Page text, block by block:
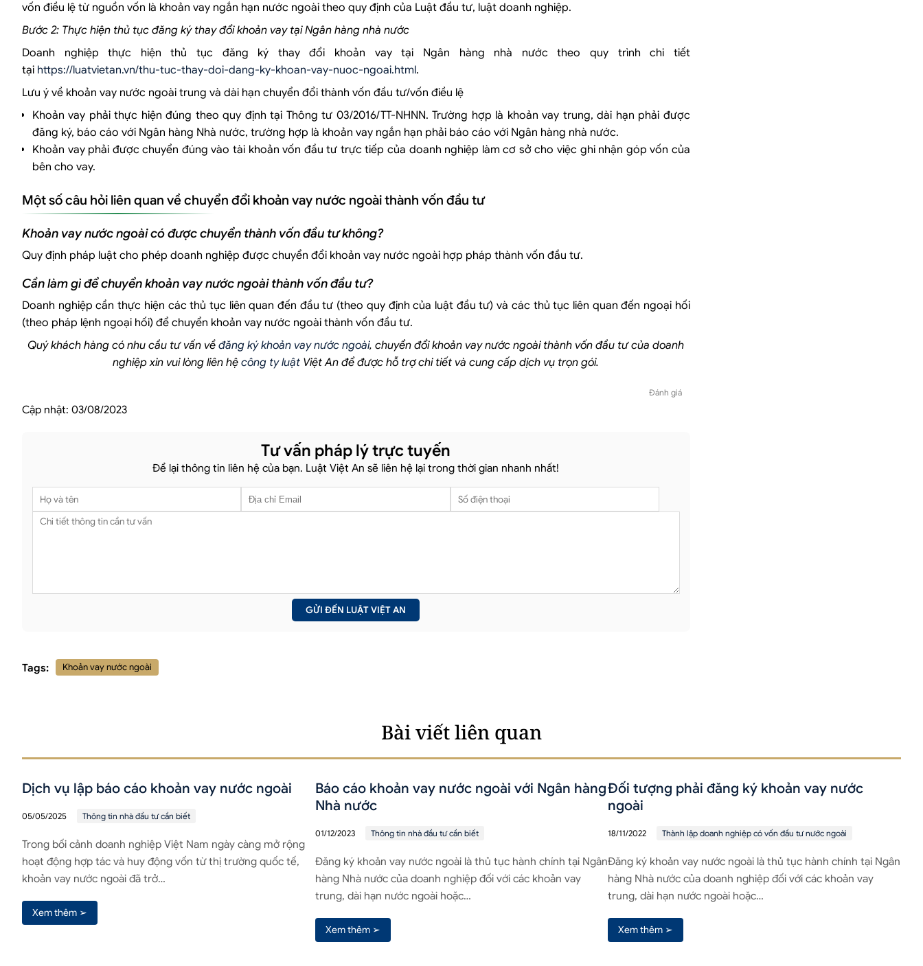
vốn điều lệ từ nguồn vốn là khoản vay ngắn hạn nước ngoài theo quy định của Luật đầu tư, luật doanh nghiệp.
Bước 2: Thực hiện thủ tục đăng ký thay đổi khoản vay tại Ngân hàng nhà nước
Doanh nghiệp thực hiện thủ tục đăng ký thay đổi khoản vay tại Ngân hàng nhà nước theo quy trình chi tiết
tại https://luatvietan.vn/thu-tuc-thay-doi-dang-ky-khoan-vay-nuoc-ngoai.html.
Lưu ý về khoản vay nước ngoài trung và dài hạn chuyển đổi thành vốn đầu tư/vốn điều lệ
Khoản vay phải thực hiện đúng theo quy định tại Thông tư 03/2016/TT-NHNN. Trường hợp là khoản vay trung, dài hạn phải được
đăng ký, báo cáo với Ngân hàng Nhà nước, trường hợp là khoản vay ngắn hạn phải báo cáo với Ngân hàng nhà nước.
Khoản vay phải được chuyển đúng vào tài khoản vốn đầu tư trực tiếp của doanh nghiệp làm cơ sở cho việc ghi nhận góp vốn của
bên cho vay.
Một số câu hỏi liên quan về chuyển đổi khoản vay nước ngoài thành vốn đầu tư
Khoản vay nước ngoài có được chuyển thành vốn đầu tư không?
Quy định pháp luật cho phép doanh nghiệp được chuyển đổi khoản vay nước ngoài hợp pháp thành vốn đầu tư.
Cần làm gì để chuyển khoản vay nước ngoài thành vốn đầu tư?
Doanh nghiệp cần thực hiện các thủ tục liên quan đến đầu tư (theo quy định của luật đầu tư) và các thủ tục liên quan đến ngoại hối
(theo pháp lệnh ngoại hối) để chuyển khoản vay nước ngoài thành vốn đầu tư.
Quý khách hàng có nhu cầu tư vấn vềđăng ký khoản vay nước ngoài, chuyển đổi khoản vay nước ngoài thành vốn đầu tư của doanh
nghiệp xin vui lòng liên hệcông ty luật Việt An để được hỗ trợ chi tiết và cung cấp dịch vụ trọn gói.
Đánh giá
Cập nhật: 03/08/2023
Tư vấn pháp lý trực tuyến
Để lại thông tin liên hệ của bạn. Luật Việt An sẽ liên hệ lại trong thời gian nhanh nhất!
Tags: Khoản vay nước ngoài
Bài viết liên quan
Dịch vụ lập báo cáo khoản vay nước ngoài
05/05/2025 Thông tin nhà đầu tư cần biết
Trong bối cảnh doanh nghiệp Việt Nam ngày càng mở rộng
hoạt động hợp tác và huy động vốn từ thị trường quốc tế,
khoản vay nước ngoài đã trở…
Xem thêm ➢
Báo cáo khoản vay nước ngoài với Ngân hàng
Nhà nước
01/12/2023 Thông tin nhà đầu tư cần biết
Đăng ký khoản vay nước ngoài là thủ tục hành chính tại Ngân
hàng Nhà nước của doanh nghiệp đối với các khoản vay
trung, dài hạn nước ngoài hoặc…
Xem thêm ➢
Đối tượng phải đăng ký khoản vay nước
ngoài
18/11/2022 Thành lập doanh nghiệp có vốn đầu tư nước ngoài
Đăng ký khoản vay nước ngoài là thủ tục hành chính tại Ngân
hàng Nhà nước của doanh nghiệp đối với các khoản vay
trung, dài hạn nước ngoài hoặc…
Xem thêm ➢